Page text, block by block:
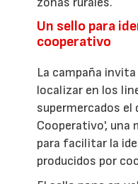
Un sello para
cooperativo
La campaña
localizar en los
supermercados
Cooperativo', una
para facilitar la
producidos por